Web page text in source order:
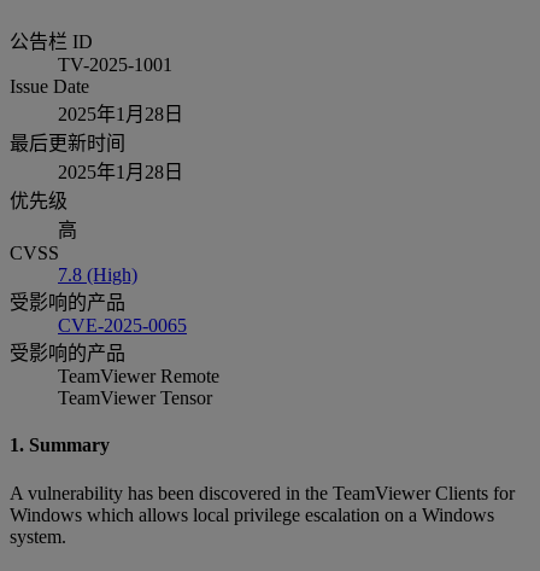
公告栏 ID
TV-2025-1001
Issue Date
2025年1月28日
最后更新时间
2025年1月28日
优先级
高
CVSS
7.8 (High)
受影响的产品
CVE-2025-0065
受影响的产品
TeamViewer Remote
TeamViewer Tensor
1. Summary
A vulnerability has been discovered in the TeamViewer Clients for
Windows which allows local privilege escalation on a Windows
system.